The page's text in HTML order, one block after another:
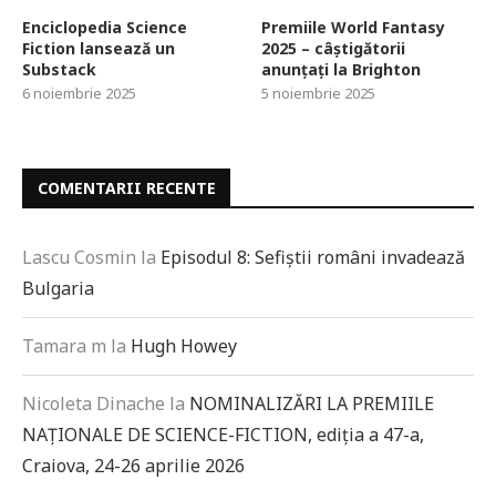
Enciclopedia Science
Fiction lansează un
Substack
6 noiembrie 2025
Premiile World Fantasy
2025 – câștigătorii
anunțați la Brighton
5 noiembrie 2025
COMENTARII RECENTE
Lascu Cosmin la Episodul 8: Sefiștii români invadează
Bulgaria
Tamara m la Hugh Howey
Nicoleta Dinache la NOMINALIZĂRI LA PREMIILE
NAȚIONALE DE SCIENCE-FICTION, ediția a 47-a,
Craiova, 24-26 aprilie 2026